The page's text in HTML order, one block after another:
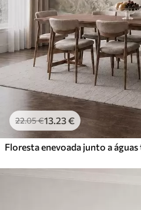
22.05€13 .23€